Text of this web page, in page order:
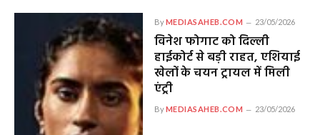
ByMEDIASAHEB.COM 23/05/2026
विनेश फोगाट को दिल्ली
हाईकोर्ट से बड़ी राहत, एशियाई
खेलों के चयन ट्रायल में मिली
एंट्री
ByMEDIASAHEB.COM 23/05/2026